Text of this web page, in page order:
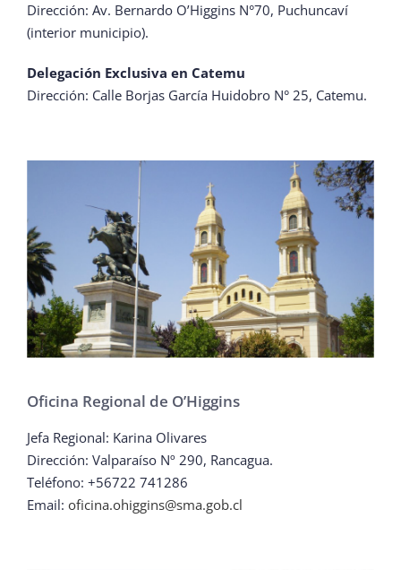
Dirección: Av. Bernardo O’Higgins N°70, Puchuncaví
(interior municipio).
Delegación Exclusiva en Catemu
Dirección: Calle Borjas García Huidobro N° 25, Catemu.
Oficina Regional de O’Higgins
Jefa Regional: Karina Olivares
Dirección: Valparaíso Nº 290, Rancagua.
Teléfono: +56722 741286
Email: oficina.ohiggins@sma.gob.cl